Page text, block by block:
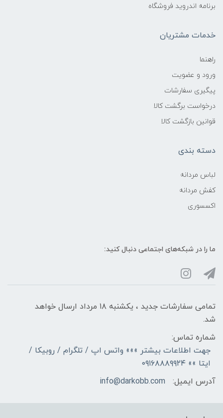
برنامه اندروید فروشگاه
خدمات مشتریان
راهنما
ورود و عضویت
پیگیری سفارشات
درخواست برگشت کالا
قوانین بازگشت کالا
دسته بندی
لباس مردانه
کفش مردانه
اکسسوری
ما را در شبکه‌های اجتماعی دنبال کنید:
تمامی سفارشات جدید ، یکشنبه ۱۸ مرداد ارسال خواهد
شد.
شماره تماس:
جهت اطلاعات بیشتر »»» واتس اپ / تلگرام / روبیکا /
ایتا »» ۰۹۱۶۸۸۸۹۹۲۴
آدرس ایمیل:
info@darkobb.com